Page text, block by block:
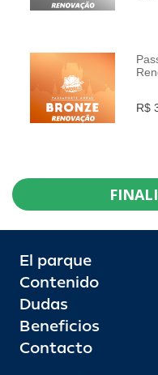
INFO
R$
El parque
Contenido
Dudas
Beneficios
Contacto